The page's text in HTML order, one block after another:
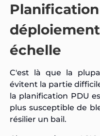
échelle
C'est là que la
évitent la partie
la planification PDU
plus susceptible de
résilier un bail.